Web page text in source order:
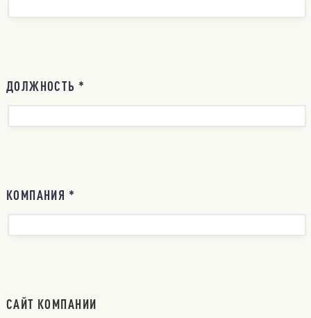
ДОЛЖНОСТЬ *
КОМПАНИЯ *
САЙТ КОМПАНИИ